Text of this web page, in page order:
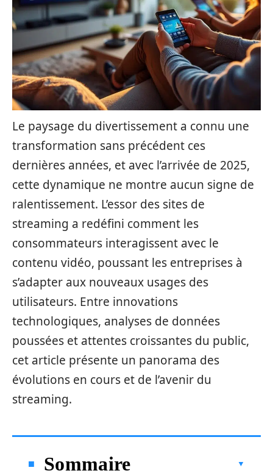
Le paysage du divertissement a connu une
transformation sans précédent ces
dernières années, et avec l’arrivée de 2025,
cette dynamique ne montre aucun signe de
ralentissement. L’essor des sites de
streaming a redéfini comment les
consommateurs interagissent avec le
contenu vidéo, poussant les entreprises à
s’adapter aux nouveaux usages des
utilisateurs. Entre innovations
technologiques, analyses de données
poussées et attentes croissantes du public,
cet article présente un panorama des
évolutions en cours et de l’avenir du
streaming.
Sommaire